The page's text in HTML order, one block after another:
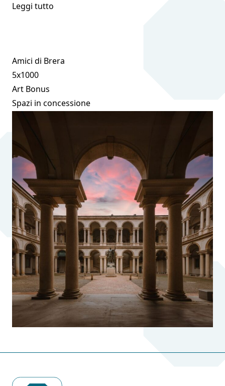
Leggi tutto
Amici di Brera
5x1000
Art Bonus
Spazi in concessione